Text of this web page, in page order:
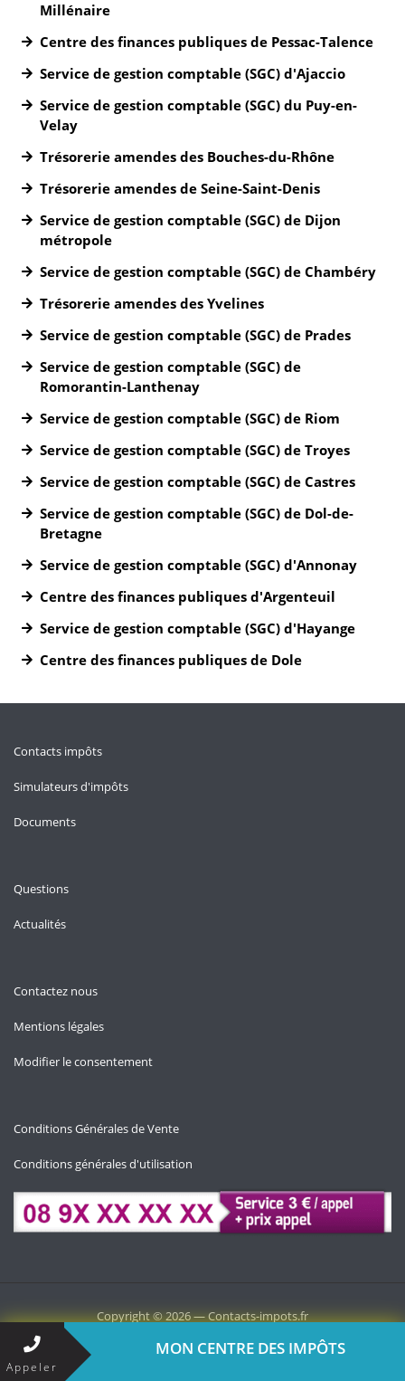
Millénaire
Centre des finances publiques de Pessac-Talence
Service de gestion comptable (SGC) d'Ajaccio
Service de gestion comptable (SGC) du Puy-en-
Velay
Trésorerie amendes des Bouches-du-Rhône
Trésorerie amendes de Seine-Saint-Denis
Service de gestion comptable (SGC) de Dijon
métropole
Service de gestion comptable (SGC) de Chambéry
Trésorerie amendes des Yvelines
Service de gestion comptable (SGC) de Prades
Service de gestion comptable (SGC) de
Romorantin-Lanthenay
Service de gestion comptable (SGC) de Riom
Service de gestion comptable (SGC) de Troyes
Service de gestion comptable (SGC) de Castres
Service de gestion comptable (SGC) de Dol-de-
Bretagne
Service de gestion comptable (SGC) d'Annonay
Centre des finances publiques d'Argenteuil
Service de gestion comptable (SGC) d'Hayange
Centre des finances publiques de Dole
Contacts impôts
Simulateurs d'impôts
Documents
Questions
Actualités
Contactez nous
Mentions légales
Modifier le consentement
Conditions Générales de Vente
Conditions générales d'utilisation
Copyright © 2026 — Contacts-impots.fr
Appeler
MON CENTRE DES IMPÔTS